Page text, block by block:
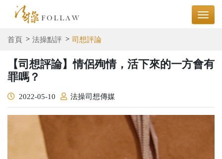
首頁 法操點評 司想評論
【司想評論】情侶殉情，活下來的一方會有
罪嗎？
2022-05-10 法操司想傳媒